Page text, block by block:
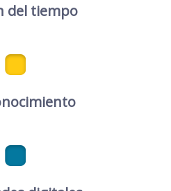
del tiempo